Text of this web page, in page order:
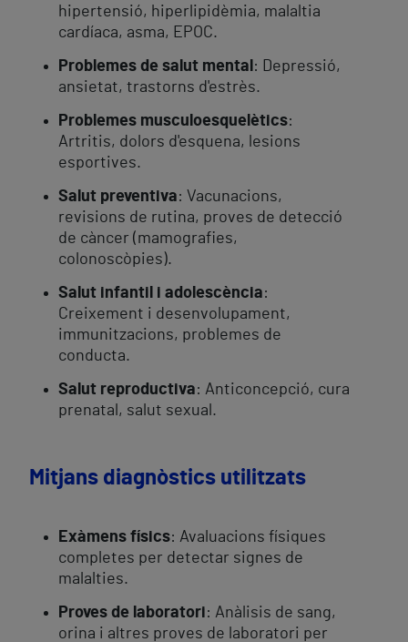
hipertensió, hiperlipidèmia, malaltia
cardíaca, asma, EPOC.
Problemes de salut mental : Depressió,
ansietat, trastorns d'estrès.
Problemes musculoesquelètics:
Artritis, dolors d'esquena, lesions
esportives.
Salut preventiva: Vacunacions,
revisions de rutina, proves de detecció
de càncer (mamografies,
colonoscòpies).
Salut infantil i adolescència:
Creixement i desenvolupament,
immunitzacions, problemes de
conducta.
Salut reproductiva: Anticoncepció, cura
prenatal, salut sexual.
Mitjans diagnòstics utilitzats
Exàmens físics: Avaluacions físiques
completes per detectar signes de
malalties.
Proves de laboratori : Anàlisis de sang,
orina i altres proves de laboratori per